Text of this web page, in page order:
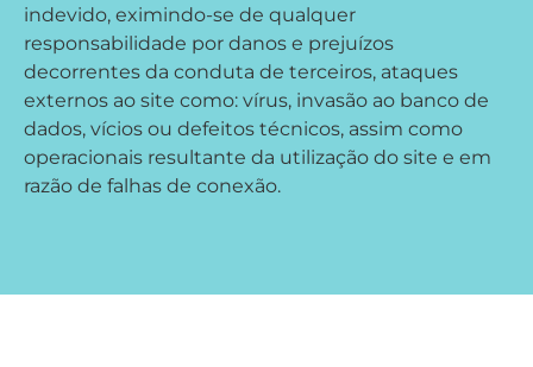
indevido, eximindo-se de qualquer
responsabilidade por danos e prejuízos
decorrentes da conduta de terceiros, ataques
externos ao site como: vírus, invasão ao banco de
dados, vícios ou defeitos técnicos, assim como
operacionais resultante da utilização do site e em
razão de falhas de conexão.